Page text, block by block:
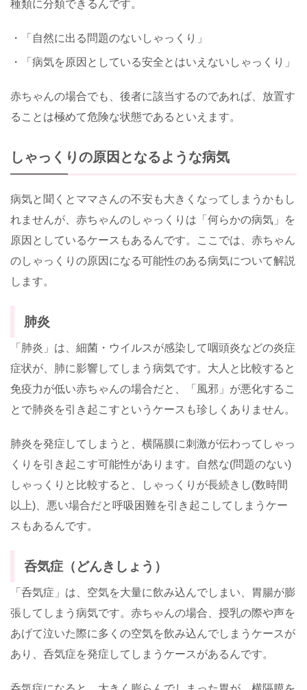
種類に分類できるんです。
・「自然に出る問題のないしゃっくり」
・「病気を原因としている安全とはいえないしゃっくり」
赤ちゃんの場合でも、後者に該当するのであれば、放置す
ることは極めて危険な状態であるといえます。
しゃっくりの原因となるような病気
病気と聞くとママさんの不安も大きくなってしまうかもし
れませんが、赤ちゃんのしゃっくりは「何らかの病気」を
原因としているケースもあるんです。ここでは、赤ちゃん
のしゃっくりの原因になる可能性のある病気について解説
します。
肺炎
「肺炎」は、細菌・ウイルスが感染して咽頭炎などの炎症
症状が、肺に影響してしまう病気です。大人と比較すると
免疫力が低い赤ちゃんの場合だと、「風邪」が悪化するこ
とで肺炎を引き起こすというケースも珍しくありません。
肺炎を発症してしまうと、横隔膜に刺激が伝わってしゃっ
くりを引き起こす可能性があります。自然な(問題のない)
しゃっくりと比較すると、しゃっくりが長続きし(数時間
以上)、悪い場合だと呼吸困難を引き起こしてしまうケー
スもあるんです。
呑気症（どんきしょう）
「呑気症」は、空気を大量に飲み込んでしまい、胃腸が膨
張してしまう病気です。赤ちゃんの場合、授乳の際や声を
あげて泣いた際に多くの空気を飲み込んでしまうケースが
あり、呑気症を発症してしまうケースがあるんです。